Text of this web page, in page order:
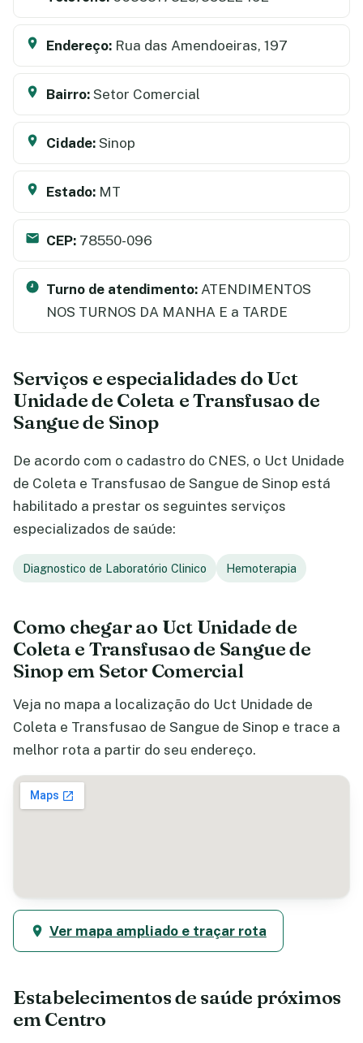
Endereço: Rua das Amendoeiras, 197
Bairro: Setor Comercial
Cidade: Sinop
Estado: MT
CEP: 78550-096
Turno de atendimento: ATENDIMENTOS
NOS TURNOS DA MANHA E a TARDE
Serviços e especialidades do Uct
Unidade de Coleta e Transfusao de
Sangue de Sinop
De acordo com o cadastro do CNES, o Uct Unidade
de Coleta e Transfusao de Sangue de Sinop está
habilitado a prestar os seguintes serviços
especializados de saúde:
Diagnostico de Laboratório Clinico Hemoterapia
Como chegar ao Uct Unidade de
Coleta e Transfusao de Sangue de
Sinop em Setor Comercial
Veja no mapa a localização do Uct Unidade de
Coleta e Transfusao de Sangue de Sinop e trace a
melhor rota a partir do seu endereço.
Ver mapa ampliado e traçar rota
Estabelecimentos de saúde próximos
em Centro